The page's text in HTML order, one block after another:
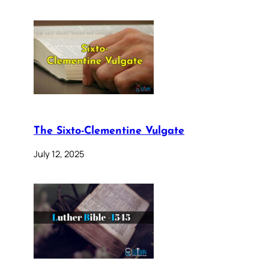
The Sixto-Clementine Vulgate
July 12, 2025